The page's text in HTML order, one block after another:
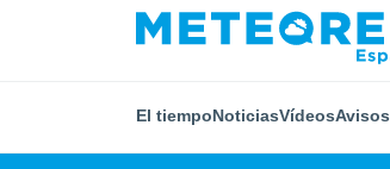
El tiempoNoticiasVídeosAvisos